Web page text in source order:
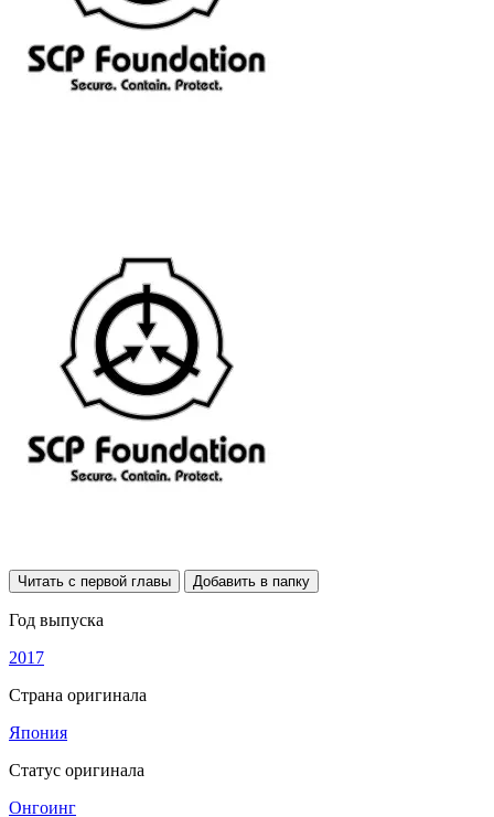
Читать с первой главы Добавить в папку
Год выпуска
2017
Страна оригинала
Япония
Статус оригинала
Онгоинг